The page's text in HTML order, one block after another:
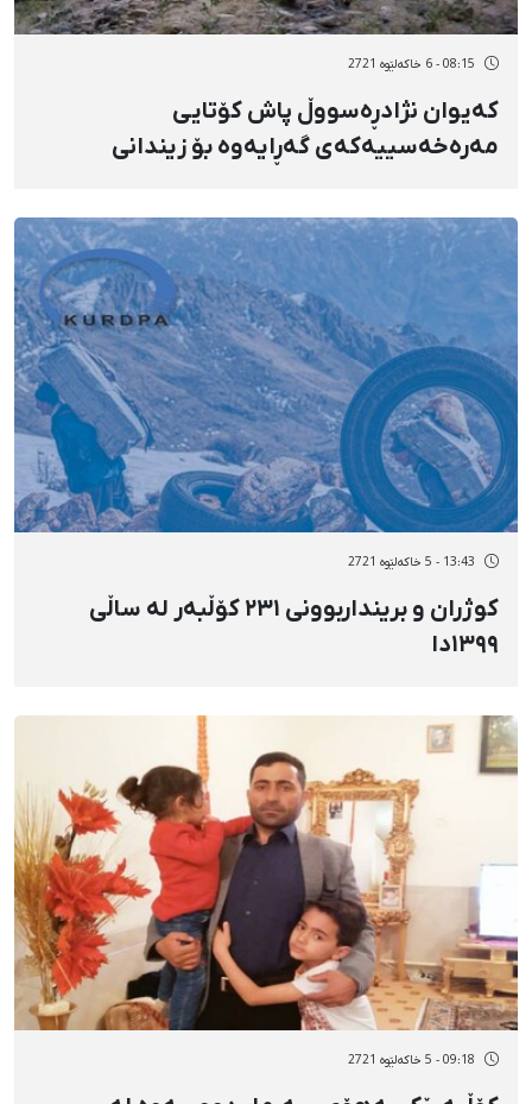
08:15 - 6 خاکەلێوه 2721
کەیوان نژادڕەسووڵ پاش کۆتایی
مەرەخەسییەکەی گەڕایەوە بۆ زیندانی
13:43 - 5 خاکەلێوه 2721
کوژران و برینداربوونی ٢٣١ کۆڵبەر لە ساڵی
١٣٩٩دا
09:18 - 5 خاکەلێوه 2721